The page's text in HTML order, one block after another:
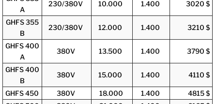
A
230/380V 10.000 1.400 3020 $
GHFS 355
B
230/380V 12.000 1.400 3210 $
GHFS 400
A
380V 13.500 1.400 3790 $
GHFS 400
B
380V 15.000 1.400 4110 $
GHFS 450 380V 18.000 1.400
4815 $